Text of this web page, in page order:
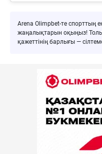
Arena Olimpbet-те спорттың
жаңалықтарын оқыңыз!
қажеттінің барлығы —